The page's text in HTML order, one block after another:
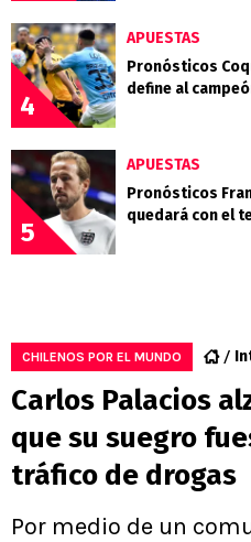
4
APUESTAS
Pronósticos
define al
5
APUESTAS
Pronósticos
quedará con el
CHILENOS POR EL MUNDO
Carlos Palacios
que su suegro
tráfico de drogas
Por medio de un